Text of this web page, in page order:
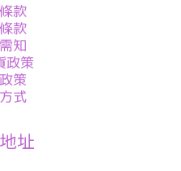
款
款
知
政策
策
式
址